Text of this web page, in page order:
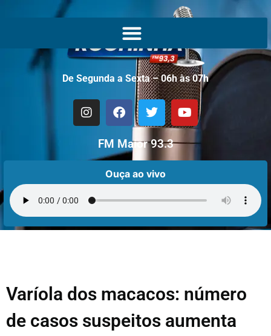
De Segunda a Sexta – 06h às 07h
FM Maior 93.3
Ouça ao vivo
Varíola dos macacos: número
de casos suspeitos aumenta